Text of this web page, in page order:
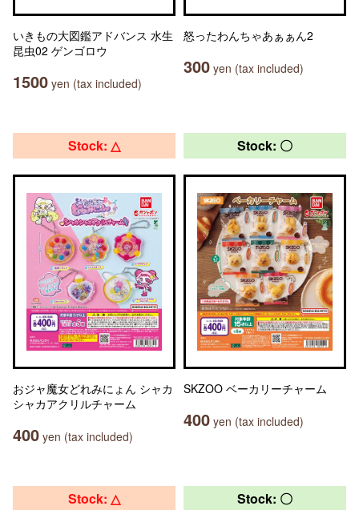
いきもの大図鑑アドバンス 水生
昆虫02 ゲンゴロウ
1500 yen (tax included)
怒ったわんちゃあぁぁん2
300 yen (tax included)
Stock: △
おジャ魔女どれみにょん シャカ
シャカアクリルチャーム
400 yen (tax included)
Stock: 〇
SKZOO ベーカリーチャーム
400 yen (tax included)
Stock: △ Stock: 〇